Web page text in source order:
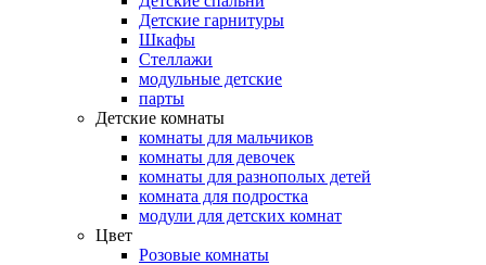
Детские гарнитуры
Шкафы
Стеллажи
модульные детские
парты
Детские комнаты
комнаты для мальчиков
комнаты для девочек
комнаты для разнополых детей
комната для подростка
модули для детских комнат
Цвет
Розовые комнаты